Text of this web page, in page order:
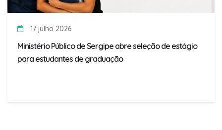
17 julho 2026
Ministério Público de Sergipe abre seleção de estágio
para estudantes de graduação